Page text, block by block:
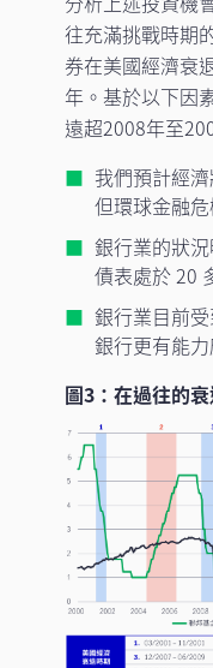
往充滿挑戰時期
券在美國經濟衰
年。基於以下因
遠超2008年至
我們預計經
但環球金融
銀行業的狀
債表處於 20
銀行業目前
銀行更有能
圖3：在過往的